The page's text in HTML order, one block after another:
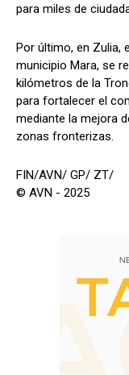
para miles de
Por último, en Zulia,
municipio Mara, se
kilómetros de la
para fortalecer el
mediante la mejora
zonas fronterizas.
FIN/AVN/ GP/ ZT/
© AVN - 2025